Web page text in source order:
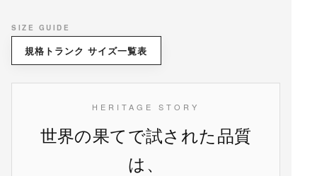
SIZE GUIDE
規格トランク サイズ一覧表
HERITAGE STORY
世界の果てで試された品質
は、